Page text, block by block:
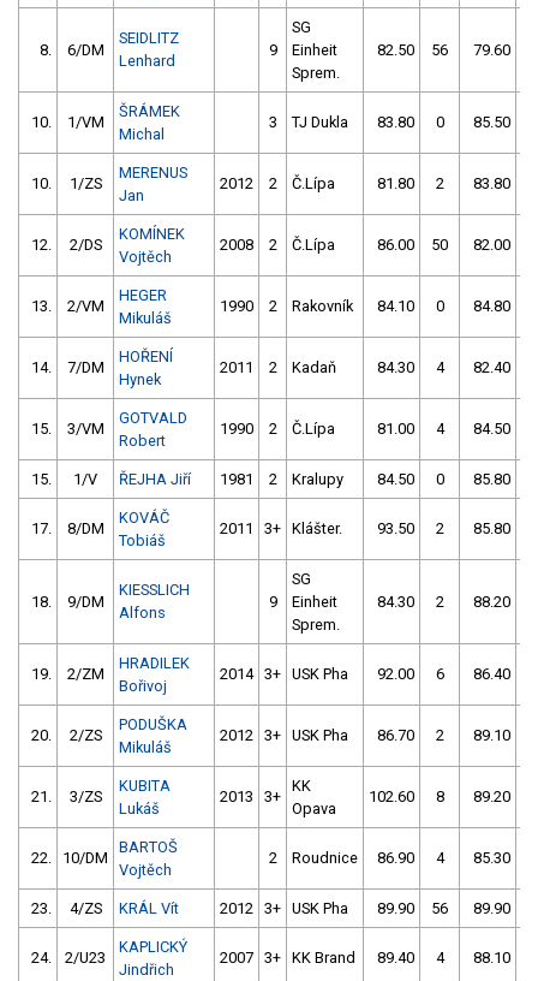
8. 6/DM
SEIDLITZ
Lenhard
9
SG
Einheit
Sprem.
82.50 56 79.60
10. 1/VM
ŠRÁMEK
Michal
3 TJ Dukla 83.80 0 85.50
10. 1/ZS
MERENUS
Jan
2012 2 Č.Lípa 81.80 2 83.80
12. 2/DS
KOMÍNEK
Vojtěch
2008 2 Č.Lípa 86.00 50 82.00
13. 2/VM
HEGER
Mikuláš
1990 2 Rakovník 84.10 0 84.80
14. 7/DM
HOŘENÍ
Hynek
2011 2 Kadaň 84.30 4 82.40
15. 3/VM
GOTVALD
Robert
1990 2 Č.Lípa 81.00 4 84.50
15. 1/V ŘEJHA Jiří 1981 2 Kralupy 84.50 0 85.80
17. 8/DM
KOVÁČ
Tobiáš
2011 3+ Klášter. 93.50 2 85.80
18. 9/DM
KIESSLICH
Alfons
9
SG
Einheit
Sprem.
84.30 2 88.20
19. 2/ZM
HRADILEK
Bořivoj
2014 3+ USK Pha 92.00 6 86.40
20. 2/ZS
PODUŠKA
Mikuláš
2012 3+ USK Pha 86.70 2 89.10
21. 3/ZS
KUBITA
Lukáš
2013 3+
KK
Opava
102.60 8 89.20
22. 10/DM
BARTOŠ
Vojtěch
2 Roudnice 86.90 4 85.30
23. 4/ZS KRÁL Vít 2012 3+ USK Pha 89.90 56 89.90
24. 2/U23
KAPLICKÝ
Jindřich
2007 3+ KK Brand 89.40 4 88.10